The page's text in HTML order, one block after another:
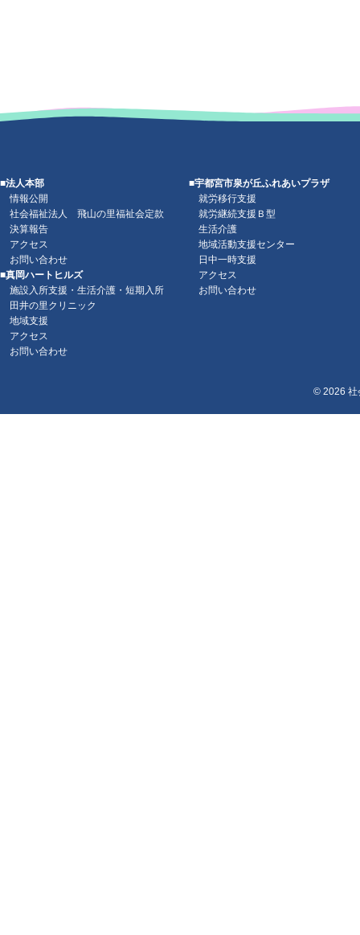
■法人本部
情報公開
社会福祉法人 飛山の里福祉会定款
決算報告
アクセス
お問い合わせ
■真岡ハートヒルズ
施設入所支援・生活介護・短期入所
田井の里クリニック
地域支援
アクセス
お問い合わせ
■宇都宮市泉が丘ふれあいプラザ
就労移行支援
就労継続支援Ｂ型
生活介護
地域活動支援センター
日中一時支援
アクセス
お問い合わせ
© 2026社